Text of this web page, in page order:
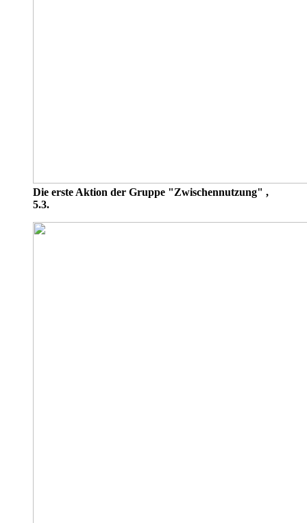
Die erste Aktion der Gruppe "Zwischennutzung" ,
5.3.